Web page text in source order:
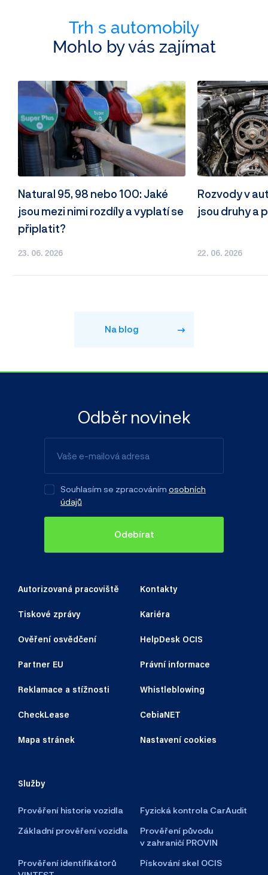
Trh s automobily
Mohlo by vás zajímat
23. 06. 2026
Natural 95, 98 nebo 100: Jaké
jsou mezi nimi rozdíly a vyplatí se
připlatit?
22. 06. 2026
Rozvody v
jsou druhy a
Na blog
Autorizovaná pracoviště Kontakty
Tiskové zprávy Kariéra
Ověření osvědčení HelpDesk OCIS
Partner EU Právní informace
Reklamace a stížnosti Whistleblowing
CheckLease CebiaNET
Mapa stránek Nastavení cookies
Služby
Prověření historie vozidla
Fyzická kontrola CarAudit
Základní prověření vozidla
Prověření původu
v zahraničí PROVIN
Prověření identifikátorů
Pískování skel OCIS
Odběr novinek
Souhlasím se zpracováním osobních
údajů
Odebírat